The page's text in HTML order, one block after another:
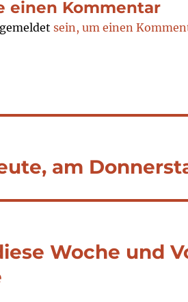
einen Kommentar
sein, um einen
am
Woche und